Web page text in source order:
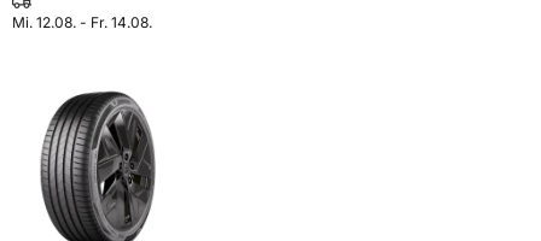
Mi. 12.08. - Fr. 14.08.